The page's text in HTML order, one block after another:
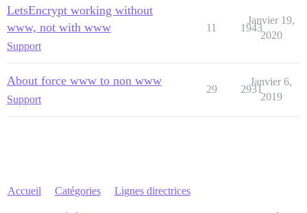
LetsEncrypt working without
www, not with www
Support
11 1943
Janvier 19,
2020
About force www to non www
Support
29 2931
Janvier 6,
2019
Accueil Catégories Lignes directrices